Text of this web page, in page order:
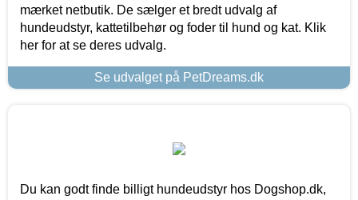
mærket netbutik. De sælger et bredt udvalg af
hundeudstyr, kattetilbehør og foder til hund og kat. Klik
her for at se deres udvalg.
Se udvalget på PetDreams.dk
Du kan godt finde billigt hundeudstyr hos Dogshop.dk,